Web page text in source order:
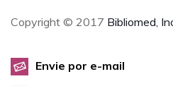
Copyright © 2017 Bibliomed,
Envie por e-mail